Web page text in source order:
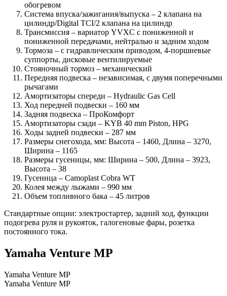
обогревом
Система впуска/зажигания/выпуска – 2 клапана на
цилиндр/Digital TCI/2 клапана на цилиндр
Трансмиссия – вариатор YVXC с пониженной и
пониженной передачами, нейтралью и задним ходом
Тормоза – с гидравлическим приводом, 4-поршневые
суппорты, дисковые вентилируемые
Стояночный тормоз – механический
Передняя подвеска – независимая, с двумя поперечными
рычагами
Амортизаторы спереди – Hydraulic Gas Cell
Ход передней подвески – 160 мм
Задняя подвеска – ПроКомфорт
Амортизаторы сзади – KYB 40 mm Piston, HPG
Ходы задней подвески – 287 мм
Размеры снегохода, мм: Высота – 1460, Длина – 3270,
Ширина – 1165
Размеры гусеницы, мм: Ширина – 500, Длина – 3923,
Высота – 38
Гусеница – Camoplast Cobra WT
Колея между лыжами – 990 мм
Объем топливного бака – 45 литров
Стандартные опции: электростартер, задний ход, функции
подогрева руля и рукояток, галогеновые фары, розетка
постоянного тока.
Yamaha Venture MP
Yamaha Venture MP
Yamaha Venture MP